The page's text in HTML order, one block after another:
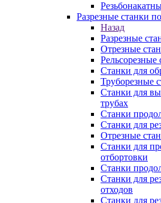
Разрезные станки
Назад
Разрезные
Отрезные
Рельсорезные
Станки для
Труборезные
Станки для
трубаx
Станки
Станки для
Отрезные
Станки для
отбортовки
Станки
Станки для
отходов
Станки для